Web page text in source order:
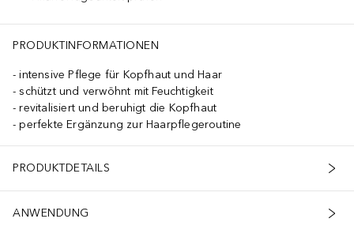
PRODUKTINFORMATIONEN
intensive Pflege für Kopfhaut und Haar
schützt und verwöhnt mit Feuchtigkeit
revitalisiert und beruhigt die Kopfhaut
perfekte Ergänzung zur Haarpflegeroutine
PRODUKTDETAILS
ANWENDUNG